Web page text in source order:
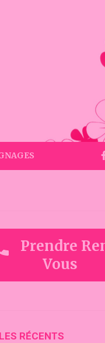
Prendre
Vous
RÉCENTS